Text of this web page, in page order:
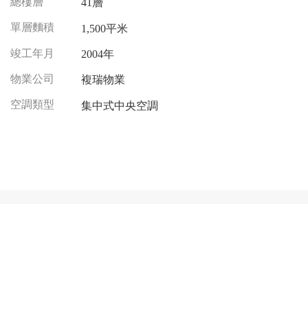
41層
單層麵積 1,500平米
竣工年月 2004年
物業公司 複瑞物業
空調類型 集中式中央空調